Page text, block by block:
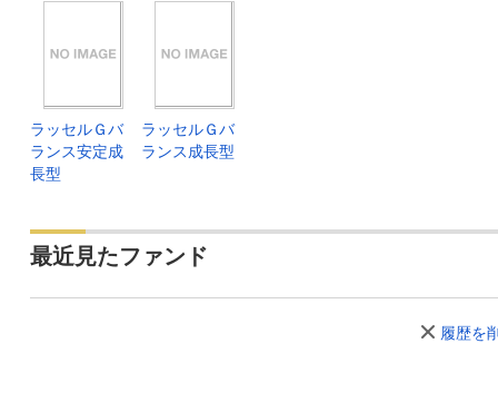
ラッセルＧバ
ランス安定成
長型
ラッセルＧバ
ランス成長型
最近見たファンド
履歴を